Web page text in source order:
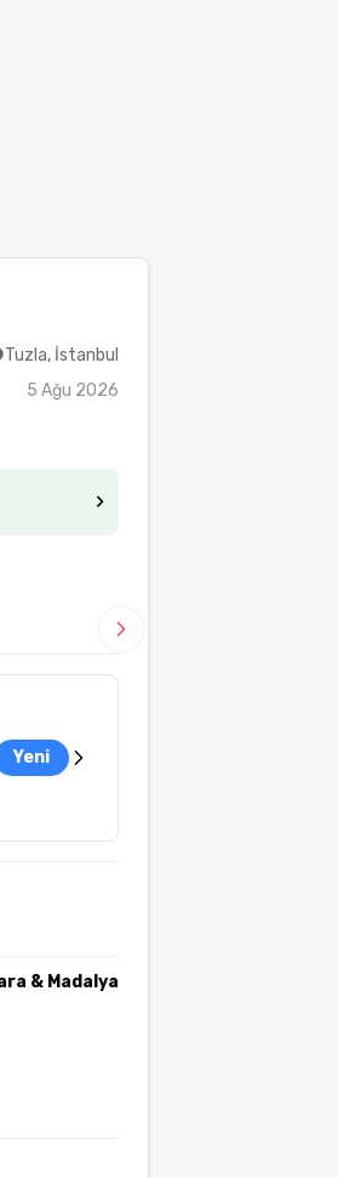
Tuzla, İstanbul
5 Ağu 2026
Yeni
& Madalya